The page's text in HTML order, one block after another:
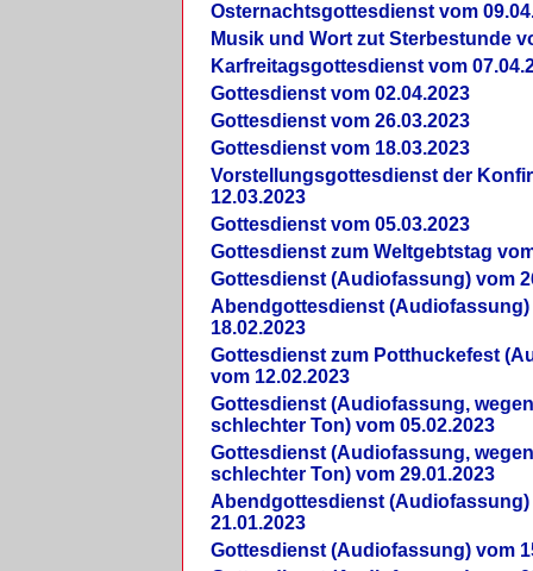
Osternachtsgottesdienst vom
Musik und Wort zut Sterbestunde
Karfreitagsgottesdienst vom
Gottesdienst vom 02.04.2023
Gottesdienst vom 26.03.2023
Gottesdienst vom 18.03.2023
Vorstellungsgottesdienst der
12.03.2023
Gottesdienst vom 05.03.2023
Gottesdienst zum Weltgebtstag
Gottesdienst (Audiofassung) vom
Abendgottesdienst (Audiofassung)
18.02.2023
Gottesdienst zum Potthuckefest
vom 12.02.2023
Gottesdienst (Audiofassung,
schlechter Ton) vom 05.02.2023
Gottesdienst (Audiofassung,
schlechter Ton) vom 29.01.2023
Abendgottesdienst (Audiofassung)
21.01.2023
Gottesdienst (Audiofassung) vom